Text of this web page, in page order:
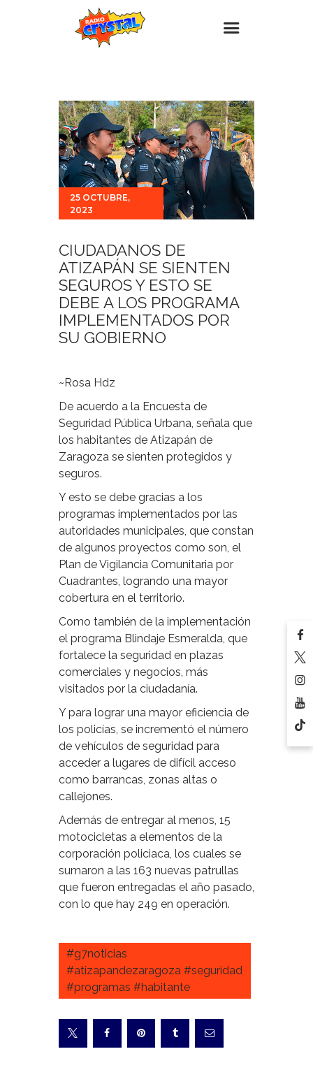
Estaciones
Eventos
Promociones
Noticias
Para ti
25 OCTUBRE,
2023
CIUDADANOS DE
ATIZAPÁN SE SIENTEN
SEGUROS Y ESTO SE
DEBE A LOS PROGRAMA
IMPLEMENTADOS POR
SU GOBIERNO
~Rosa Hdz
De acuerdo a la Encuesta de
Seguridad Pública Urbana, señala que
los habitantes de Atizapán de
Zaragoza se sienten protegidos y
seguros.
Y esto se debe gracias a los
programas implementados por las
autoridades municipales, que constan
de algunos proyectos como son, el
Plan de Vigilancia Comunitaria por
Cuadrantes, logrando una mayor
cobertura en el territorio.
Como también de la implementación
el programa Blindaje Esmeralda, que
fortalece la seguridad en plazas
comerciales y negocios, más
visitados por la ciudadanía.
Y para lograr una mayor eficiencia de
los policías, se incrementó el número
de vehículos de seguridad para
acceder a lugares de difícil acceso
como barrancas, zonas altas o
callejones.
Además de entregar al menos, 15
motocicletas a elementos de la
corporación policiaca, los cuales se
sumaron a las 163 nuevas patrullas
que fueron entregadas el año pasado,
con lo que hay 249 en operación.
#g7noticias
#atizapandezaragoza #seguridad
#programas #habitante